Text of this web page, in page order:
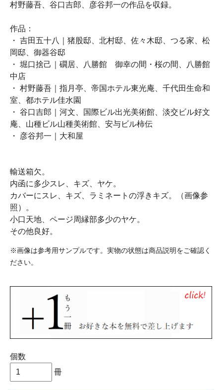
村野藤吾、谷口吉郎、彦谷邦一の作品を収録。
作品：
・ 吉田五十八｜猪股邸、北村邸、佐々木邸、つる家、松
岡邸、御器谷邸
・ 堀口捨己｜礀居、八勝館 御幸の間・桜の間、八勝館
中店
・ 村野藤吾｜指月亭、帝国ホテル東光庵、千代田生命和
室、都ホテル佳水園
・ 谷口吉郎｜河文、国際ビル出光美術館、淡交ビル好文
庵、山種ビル山種美術館、安与ビル柿伝
・ 彦谷邦一｜大和屋
輸送箱欠。
内函に多少スレ、キズ、ヤケ。
カバーにスレ、キズ、ラミネートの浮きキズ。（画像参
照）。
小口天地、ページ周縁部多少のヤケ。
その他良好。
※画像は参考用サンプルです。実物の状態は商品説明をご確認く
ださい。
個数
冊